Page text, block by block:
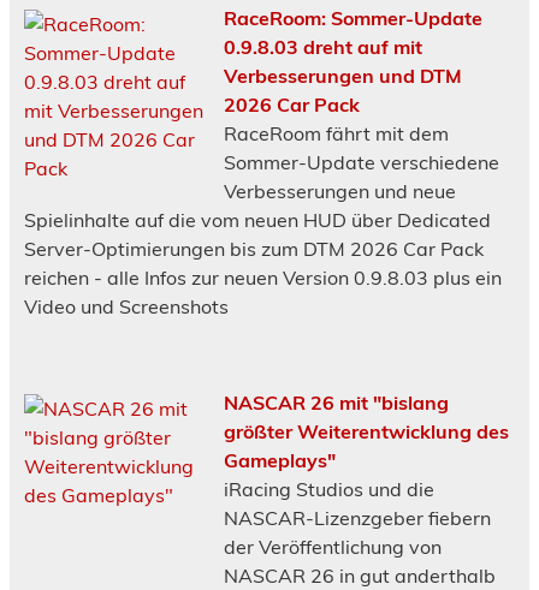
RaceRoom: Sommer-Update
0.9.8.03 dreht auf mit
Verbesserungen und DTM
2026 Car Pack
RaceRoom fährt mit dem
Sommer-Update verschiedene
Verbesserungen und neue
Spielinhalte auf die vom neuen HUD über Dedicated
Server-Optimierungen bis zum DTM 2026 Car Pack
reichen - alle Infos zur neuen Version 0.9.8.03 plus ein
Video und Screenshots
NASCAR 26 mit "bislang
größter Weiterentwicklung des
Gameplays"
iRacing Studios und die
NASCAR-Lizenzgeber fiebern
der Veröffentlichung von
NASCAR 26 in gut anderthalb